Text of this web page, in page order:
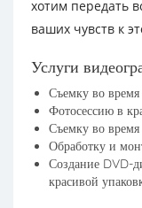
хотим передать
ваших чувств к
Услуги
Съемку во время
Фотосессию в
Съемку во
Обработку и
Создание DVD-
красивой